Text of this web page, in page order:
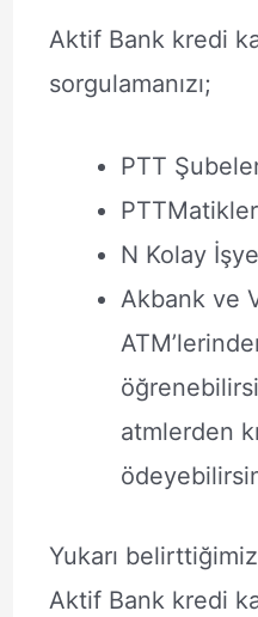
Aktif Bank kredi
sorgulamanızı;
PTT
N Kolay
Akbank ve
atmlerden
Yukarı
Aktif Bank kredi